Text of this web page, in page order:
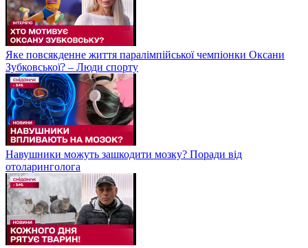
Яке повсякденне життя паралімпійської чемпіонки Оксани
Зубковської? – Люди спорту
Навушники можуть зашкодити мозку? Поради від
отоларинголога